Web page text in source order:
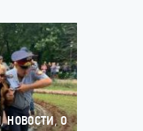
,НОВОСТИ,О